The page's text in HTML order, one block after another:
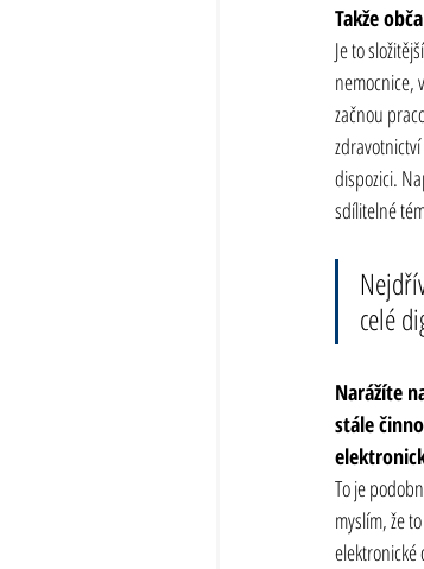
Takže
Je to
nemocnice,
začnou
dispozici.
sdílitelné
celé
Narážíte
stále
To je
myslím, že
elektronické